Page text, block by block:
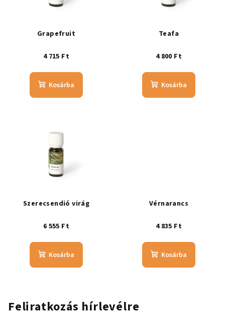
Grapefruit
4 715 Ft
Kosárba
Teafa
4 800 Ft
Kosárba
Szerecsendió virág
6 555 Ft
Kosárba
Vérnarancs
4 835 Ft
Kosárba
Feliratkozás hírlevélre